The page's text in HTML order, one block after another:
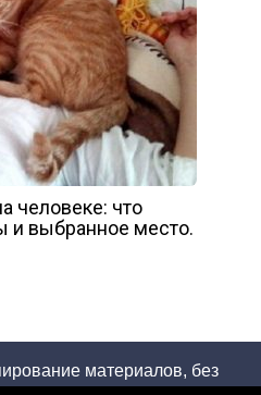
человеке: что
и выбранное место.
материалов, без